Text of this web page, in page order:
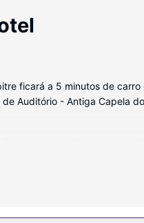
ficará a 5 minutos de
Auditório - Antiga Capela
A limpeza dos quartos é